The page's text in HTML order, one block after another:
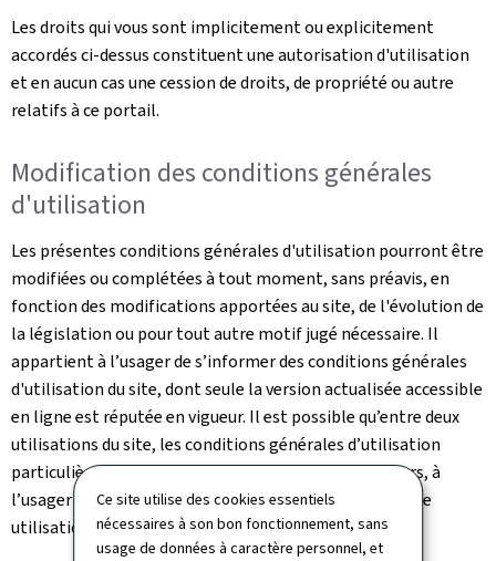
Ce site utilise des cookies essentiels
nécessaires à son bon fonctionnement, sans
usage de données à caractère personnel, et
Les droits qui vous sont implicitement ou explicitement
accordés ci-dessus constituent une autorisation d'utilisation
et en aucun cas une cession de droits, de propriété ou autre
relatifs à ce portail.
Modification des conditions générales
d'utilisation
Les présentes conditions générales d'utilisation pourront être
modifiées ou complétées à tout moment, sans préavis, en
fonction des modifications apportées au site, de l'évolution de
la législation ou pour tout autre motif jugé nécessaire. Il
appartient à l’usager de s’informer des conditions générales
d'utilisation du site, dont seule la version actualisée accessible
en ligne est réputée en vigueur. Il est possible qu’entre deux
utilisations du site, les conditions générales d’utilisation
particulières soient modifiées et il appartient, dès lors, à
l’usager de bien lire ces dernières avant chaque nouvelle
utilisation.